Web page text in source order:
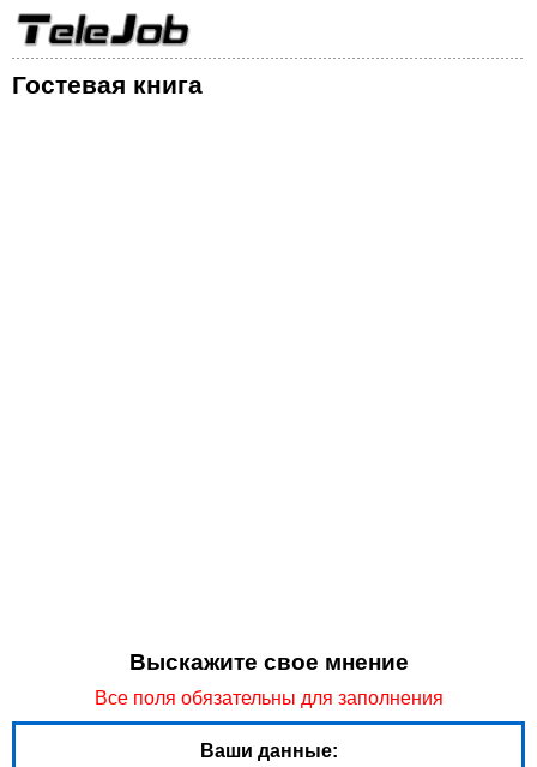
Гостевая книга
Выскажите свое мнение
Все поля обязательны для заполнения
Ваши данные: